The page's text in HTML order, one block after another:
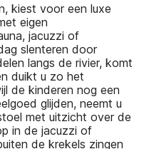
kiest voor een luxe
eigen
jacuzzi of
slenteren door
langs de rivier, komt
duikt u zo het
de kinderen nog een
glijden, neemt u
met uitzicht over de
in de jacuzzi of
de krekels zingen